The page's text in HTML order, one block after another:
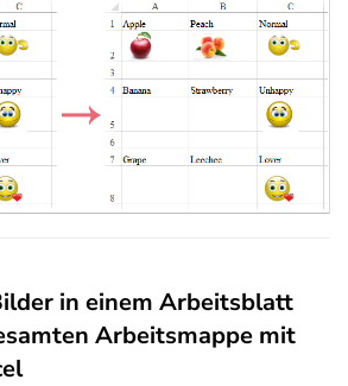
in einem Arbeitsblatt
Arbeitsmappe mit